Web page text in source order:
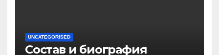
UNCATEGORISED
Состав и биография